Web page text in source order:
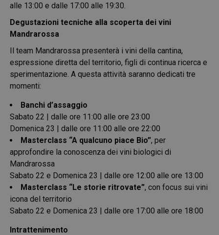
alle 13:00 e dalle 17:00 alle 19:30.
Degustazioni tecniche alla scoperta dei vini
Mandrarossa
Il team Mandrarossa presenterà i vini della cantina,
espressione diretta del territorio, figli di continua ricerca e
sperimentazione. A questa attività saranno dedicati tre
momenti:
Banchi d’assaggio
Sabato 22 | dalle ore 11:00 alle ore 23:00
Domenica 23 | dalle ore 11:00 alle ore 22:00
Masterclass “A qualcuno piace Bio”, per
approfondire la conoscenza dei vini biologici di
Mandrarossa
Sabato 22 e Domenica 23 | dalle ore 12:00 alle ore 13:00
Masterclass “Le storie ritrovate”, con focus sui vini
icona del territorio
Sabato 22 e Domenica 23 | dalle ore 17:00 alle ore 18:00
Intrattenimento